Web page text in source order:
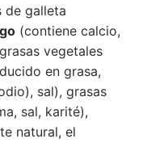
de galleta
(contiene calcio,
vegetales
en grasa,
sal), grasas
sal, karité),
natural, el